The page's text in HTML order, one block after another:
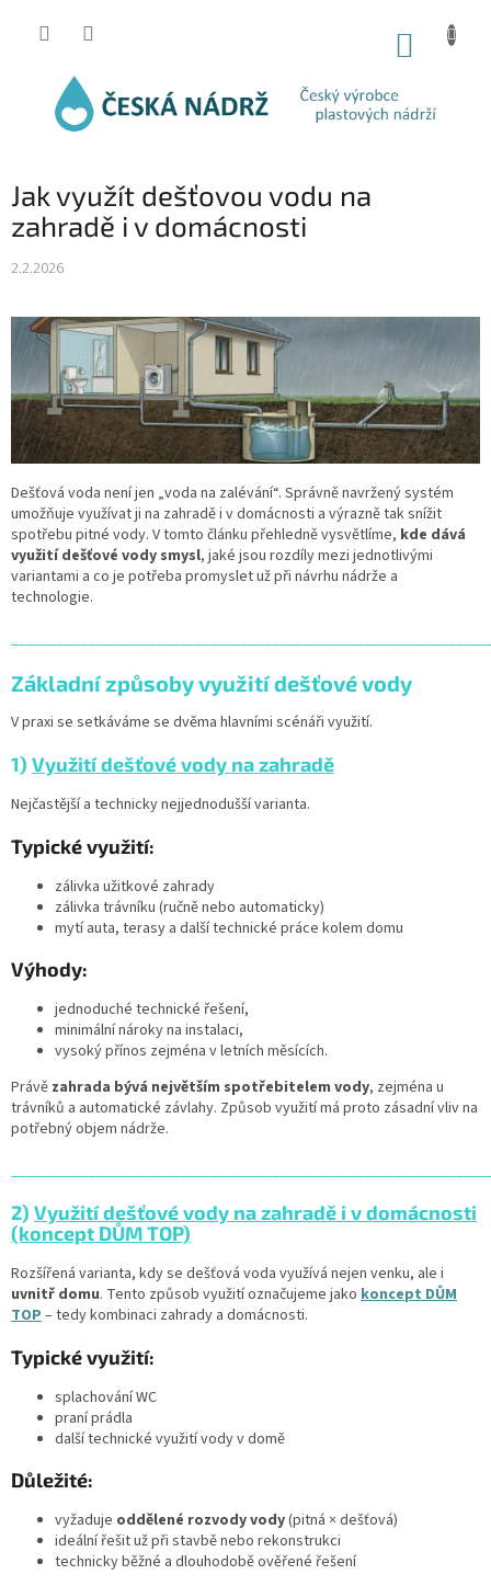
Jak využít dešťovou vodu na
zahradě i v domácnosti
2.2.2026
Dešťová voda není jen „voda na zalévání“. Správně navržený systém
umožňuje využívat ji na zahradě i v domácnosti a výrazně tak snížit
spotřebu pitné vody. V tomto článku přehledně vysvětlíme, kde dává
využití dešťové vody smysl, jaké jsou rozdíly mezi jednotlivými
variantami a co je potřeba promyslet už při návrhu nádrže a
technologie.
Základní způsoby využití dešťové vody
V praxi se setkáváme se dvěma hlavními scénáři využití.
1) Využití dešťové vody na zahradě
Nejčastější a technicky nejjednodušší varianta.
Typické využití:
zálivka užitkové zahrady
zálivka trávníku (ručně nebo automaticky)
mytí auta, terasy a další technické práce kolem domu
Výhody:
jednoduché technické řešení,
minimální nároky na instalaci,
vysoký přínos zejména v letních měsících.
Právě zahrada bývá největším spotřebitelem vody, zejména u
trávníků a automatické závlahy. Způsob využití má proto zásadní vliv na
potřebný objem nádrže.
2) Využití dešťové vody na zahradě i v domácnosti
(koncept DŮM TOP)
Rozšířená varianta, kdy se dešťová voda využívá nejen venku, ale i
uvnitř domu. Tento způsob využití označujeme jako koncept DŮM
TOP– tedy kombinaci zahrady a domácnosti.
Typické využití:
splachování WC
praní prádla
další technické využití vody v domě
Důležité:
vyžaduje oddělené rozvody vody(pitná × dešťová)
ideální řešit už při stavbě nebo rekonstrukci
technicky běžné a dlouhodobě ověřené řešení